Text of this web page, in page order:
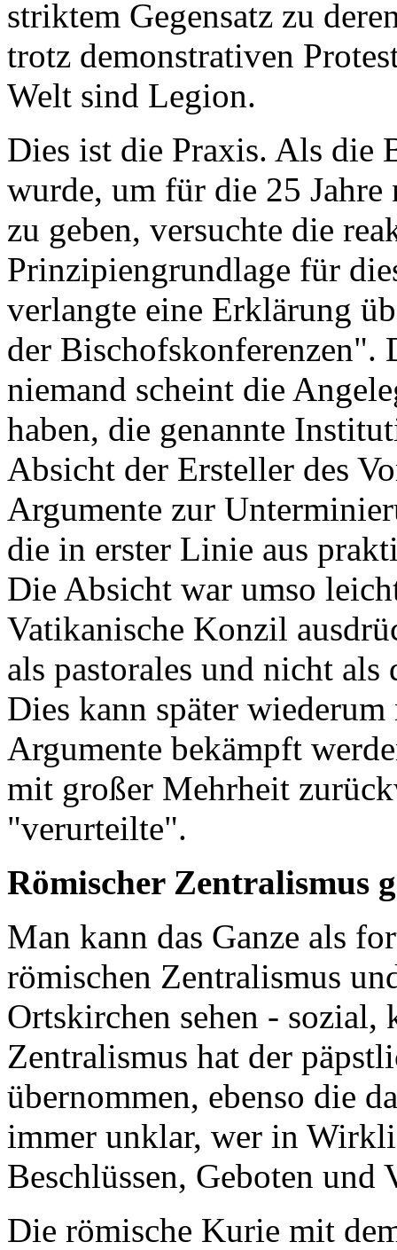
striktem Gegensatz zu
trotz demonstrativen
Welt sind Legion.
Dies ist die Praxis. Als die
wurde, um für die 25
zu geben, versuchte die
Prinzipiengrundlage für
verlangte eine Erklärung
der Bischofskonferenzen".
niemand scheint die
haben, die genannte
Absicht der Ersteller des
Argumente zur
die in erster Linie aus
Die Absicht war umso
Vatikanische Konzil
als pastorales und nicht
Dies kann später
Argumente bekämpft
mit großer Mehrheit
"verurteilte".
Römischer Zentralismus
Man kann das Ganze als
römischen Zentralismus
Ortskirchen sehen -
Zentralismus hat der
übernommen, ebenso die
immer unklar, wer in
Beschlüssen, Geboten und
Die römische Kurie mit